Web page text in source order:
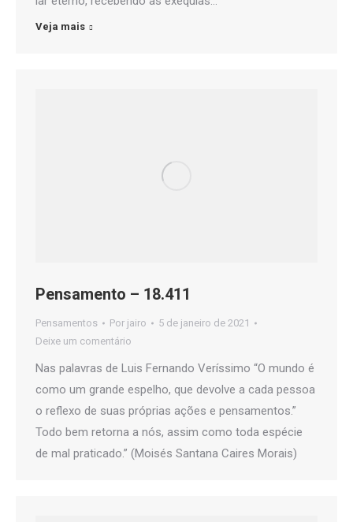
Veja mais
Pensamento – 18.411
Pensamentos Por jairo
5 de janeiro de 2021
Deixe um comentário
Nas palavras de Luis Fernando Veríssimo “O mundo é
como um grande espelho, que devolve a cada pessoa
o reflexo de suas próprias ações e pensamentos.”
Todo bem retorna a nós, assim como toda espécie
de mal praticado.” (Moisés Santana Caires Morais)